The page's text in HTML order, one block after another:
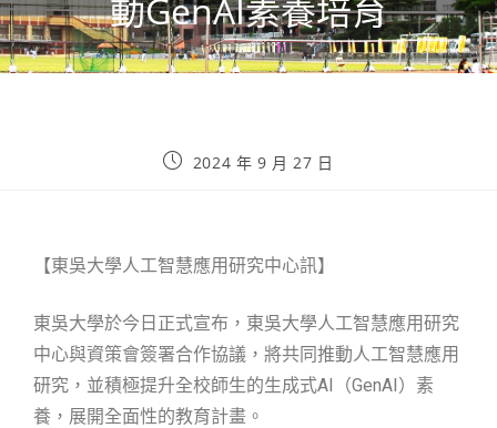
動GenAI素養培育
2024 年 9 月 27 日
【東吳大學人工智慧應用研究中心訊】
東吳大學於今日正式宣布，東吳大學人工智慧應用研究
中心與資策會簽署合作協議，將共同推動人工智慧應用
研究，並積極提升全校師生的生成式AI（GenAI）素
養，展開全面性的教育計畫。